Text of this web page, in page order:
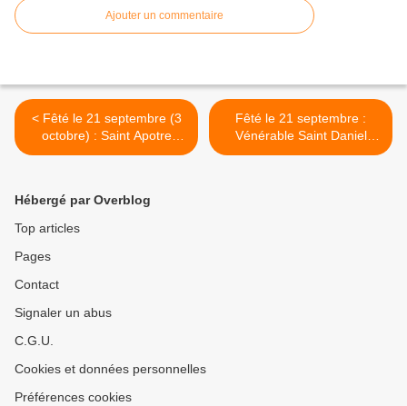
Ajouter un commentaire
< Fêté le 21 septembre (3
octobre) : Saint Apotre
Quadrat des 70
Fêté le 21 septembre :
Vénérable Saint Daniel
l'Higoumène de Novgorod,
Hébergé par Overblog
Top articles
Pages
Contact
Signaler un abus
C.G.U.
Cookies et données personnelles
Préférences cookies